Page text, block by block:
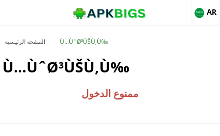
AR
الصفحة الرئيسية Ù…ÙˆØ³ÙŠÙ‚Ù‰
Ù…ÙˆØ³ÙŠÙ‚Ù‰
ممنوع الدخول